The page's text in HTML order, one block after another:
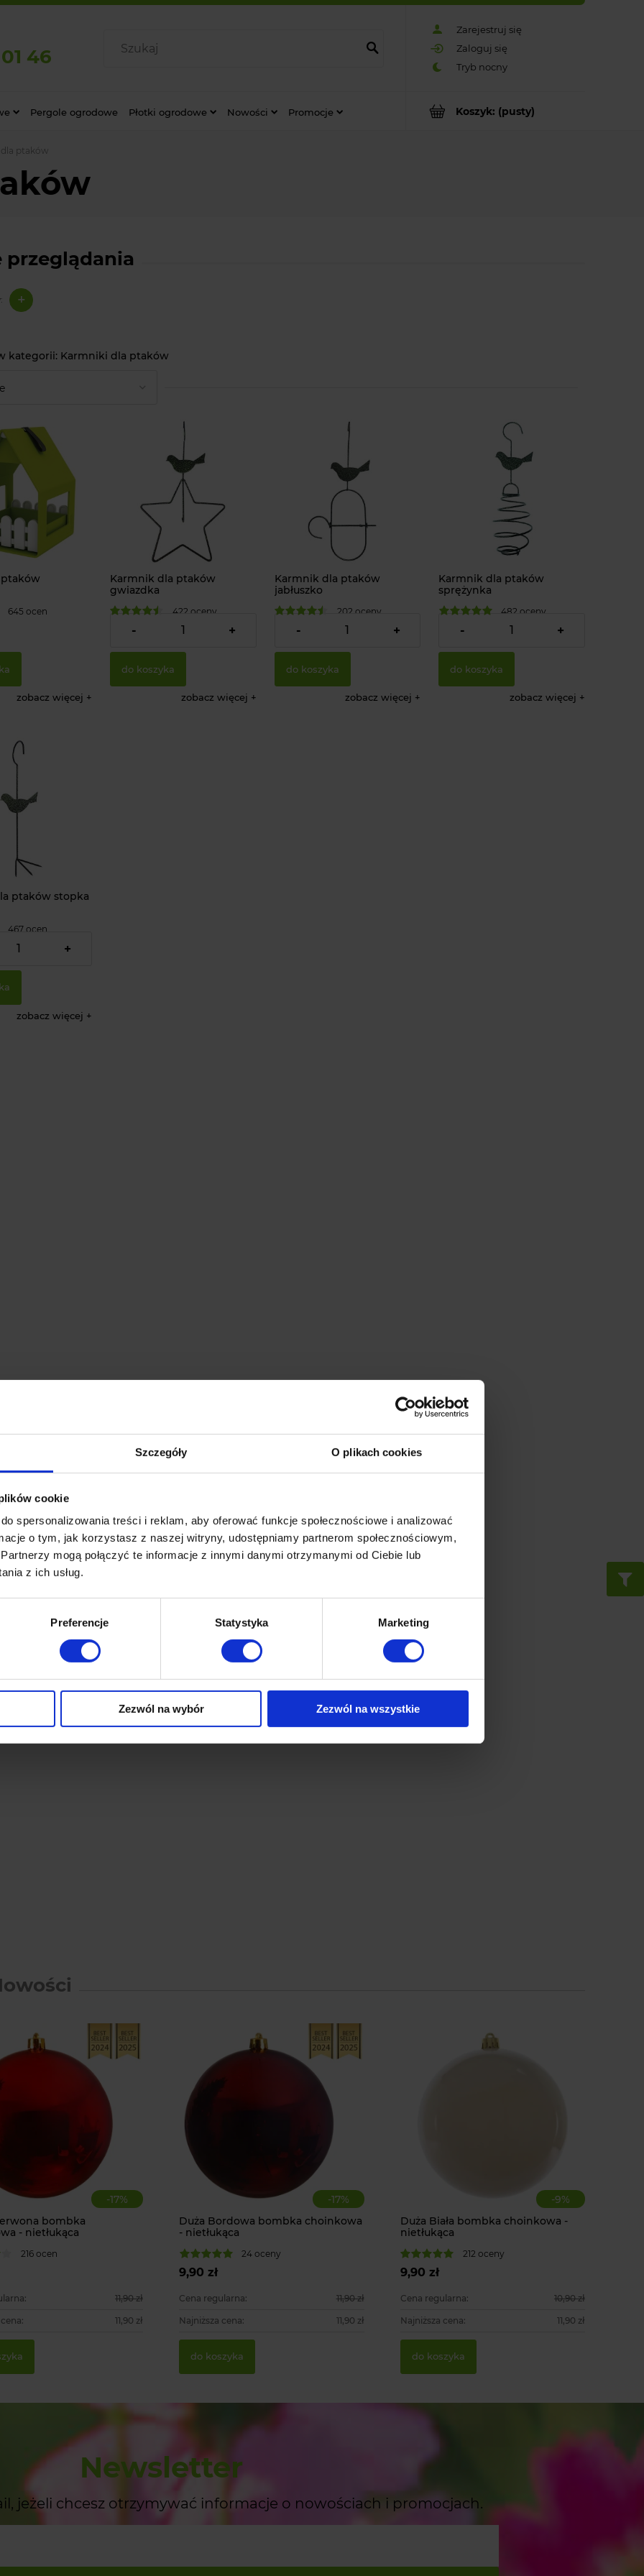
Szczegóły O plikach cookies
cookie
spersonalizowania treści i reklam, aby oferować funkcje społecznościowe i analizować
o tym, jak korzystasz z naszej witryny, udostępniamy partnerom społecznościowym,
mogą połączyć te informacje z innymi danymi otrzymanymi od Ciebie lub
z ich usług.
Preferencje Statystyka Marketing
Zezwól na wybór Zezwól na wszystkie
Zarejestruj się
Zaloguj się
46
Koszyk: (pusty)
Pergole ogrodowe Płotki ogrodowe Nowości Promocje
ptaków
przeglądania
+
Karmniki dla ptaków
645 ocen
zobacz więcej
Karmnik dla ptaków
gwiazdka
422 oceny
12,00 zł
- +
do koszyka
zobacz więcej
Karmnik dla ptaków
jabłuszko
202 oceny
15,00 zł
- +
do koszyka
zobacz więcej
Karmnik dla ptaków
sprężynka
482 oceny
19,00 zł
- +
do koszyka
zobacz więcej
ptaków stopka
467 ocen
+
zobacz więcej
-17%
bombka
- nietłukąca
216 ocen
11,90 zł
11,90 zł
-17%
Duża Bordowa bombka choinkowa
- nietłukąca
24 oceny
9,90 zł
Cena regularna: 11,90 zł
Najniższa cena: 11,90 zł
do koszyka
-9%
Duża Biała bombka choinkowa -
nietłukąca
212 oceny
9,90 zł
Cena regularna: 10,90 zł
Najniższa cena: 11,90 zł
do koszyka
Newsletter
jeżeli chcesz otrzymywać informacje o nowościach i promocjach.